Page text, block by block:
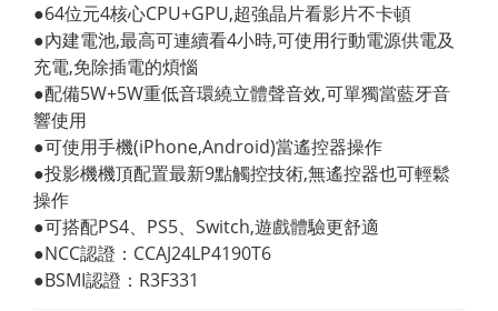
●64位元4核心CPU+GPU,超強晶片看影片不卡頓
●內建電池,最高可連續看4小時,可使用行動電源供電及
充電,免除插電的煩惱
●配備5W+5W重低音環繞立體聲音效,可單獨當藍牙音
響使用
●可使用手機(iPhone,Android)當遙控器操作
●投影機機頂配置最新9點觸控技術,無遙控器也可輕鬆
操作
●可搭配PS4、PS5、Switch,遊戲體驗更舒適
●NCC認證：CCAJ24LP4190T6
●BSMI認證：R3F331